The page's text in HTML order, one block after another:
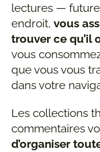
lectures —
endroit,vous
trouver ce qu’il
vous
que vous vous
dans votre
Les collections
commentaires
d’organiser